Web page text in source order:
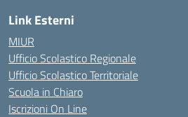
Link Esterni
MIUR
Ufficio Scolastico Regionale
Ufficio Scolastico Territoriale
Scuola in Chiaro
Iscrizioni On Line